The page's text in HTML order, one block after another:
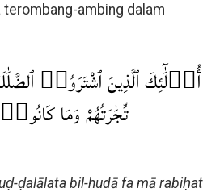
ambing dalam
أُو۟لَٰٓئِكَ ٱلَّذِينَ ٱشْتَرَوُا۟
تِّجَٰرَتُهُمْ وَمَا
ḍalālata bil-hudā fa mā rabiḥat